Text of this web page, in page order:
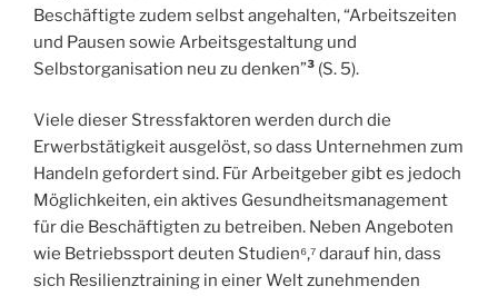
Beschäftigte zudem selbst angehalten, “Arbeitszeiten
und Pausen sowie Arbeitsgestaltung und
Selbstorganisation neu zu denken”³ (S. 5).
Viele dieser Stressfaktoren werden durch die
Erwerbstätigkeit ausgelöst, so dass Unternehmen zum
Handeln gefordert sind. Für Arbeitgeber gibt es jedoch
Möglichkeiten, ein aktives Gesundheitsmanagement
für die Beschäftigten zu betreiben. Neben Angeboten
wie Betriebssport deuten Studien⁶,⁷ darauf hin, dass
sich Resilienztraining in einer Welt zunehmenden